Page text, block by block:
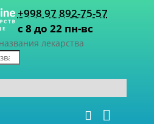
+998 97 892-75-57
с 8 до 22 пн-вс
лекарства